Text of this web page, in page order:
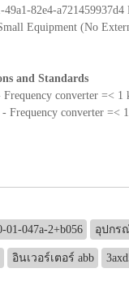
82e4-a721459937d4
Equipment (No
and Standards
converter =< 1
Frequency converter =<
01-047a-2+b056 อุปกร
อินเวอร์เตอร์ abb